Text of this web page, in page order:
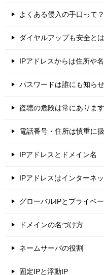
よくある侵入の手口って？
ダイヤルアップも安全と
IPアドレスからは住所や
パスワードは誰にも知ら
盗聴の危険は常にあります
電話番号・住所は慎重に
IPアドレスとドメイン名
IPアドレスはインターネ
グローバルIPとプライベ
ドメインの名づけ方
ネームサーバの役割
固定IPと浮動IP